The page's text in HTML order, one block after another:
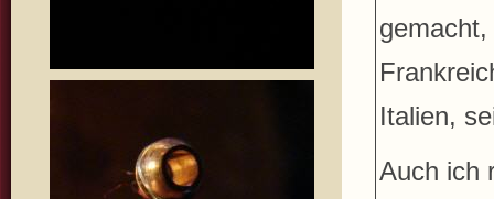
Italien,
Auch ich